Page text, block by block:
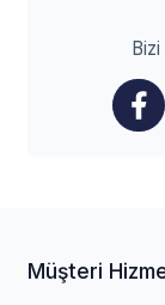
Bizi
Müşteri